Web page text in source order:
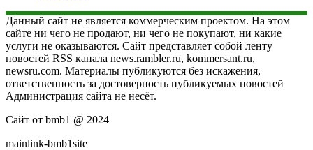
Данный сайт не является коммерческим проектом. На этом
сайте ни чего не продают, ни чего не покупают, ни какие
услуги не оказываются. Сайт представляет собой ленту
новостей RSS канала news.rambler.ru, kommersant.ru,
newsru.com. Материалы публикуются без искажения,
ответственность за достоверность публикуемых новостей
Администрация сайта не несёт.
Сайт от bmb1 @ 2024
mainlink-bmb1site